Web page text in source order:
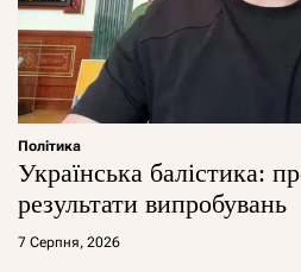
Політика
Українська балістика:
результати випробувань
7 Серпня, 2026